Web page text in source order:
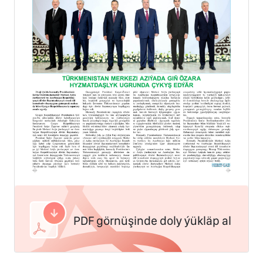
PDF görnüşinde doly ýükläp al